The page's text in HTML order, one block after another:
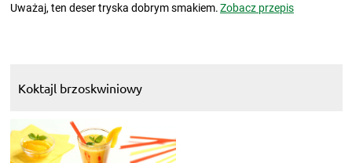
Uważaj, ten deser tryska dobrym smakiem.Zobacz przepis
Koktajl brzoskwiniowy